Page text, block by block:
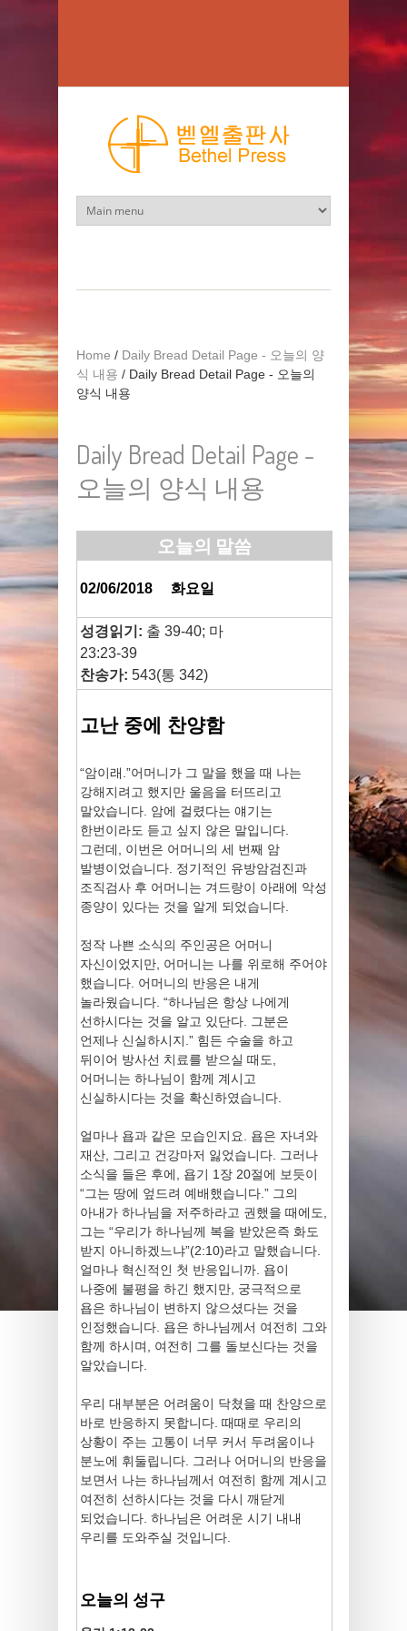
Home / Daily Bread Detail Page - 오늘의 양
식 내용 / Daily Bread Detail Page - 오늘의
양식 내용
Daily Bread Detail Page -
오늘의 양식 내용
오늘의 말씀
02/06/2018화요일
성경읽기: 출 39-40; 마
23:23-39
찬송가: 543(통 342)
고난 중에 찬양함
“암이래.”어머니가 그 말을 했을 때 나는
강해지려고 했지만 울음을 터뜨리고
말았습니다. 암에 걸렸다는 얘기는
한번이라도 듣고 싶지 않은 말입니다.
그런데, 이번은 어머니의 세 번째 암
발병이었습니다. 정기적인 유방암검진과
조직검사 후 어머니는 겨드랑이 아래에 악성
종양이 있다는 것을 알게 되었습니다.
정작 나쁜 소식의 주인공은 어머니
자신이었지만, 어머니는 나를 위로해 주어야
했습니다. 어머니의 반응은 내게
놀라웠습니다. “하나님은 항상 나에게
선하시다는 것을 알고 있단다. 그분은
언제나 신실하시지.” 힘든 수술을 하고
뒤이어 방사선 치료를 받으실 때도,
어머니는 하나님이 함께 계시고
신실하시다는 것을 확신하였습니다.
얼마나 욥과 같은 모습인지요. 욥은 자녀와
재산, 그리고 건강마저 잃었습니다. 그러나
소식을 들은 후에, 욥기 1장 20절에 보듯이
“그는 땅에 엎드려 예배했습니다.” 그의
아내가 하나님을 저주하라고 권했을 때에도,
그는 “우리가 하나님께 복을 받았은즉 화도
받지 아니하겠느냐”(2:10)라고 말했습니다.
얼마나 혁신적인 첫 반응입니까. 욥이
나중에 불평을 하긴 했지만, 궁극적으로
욥은 하나님이 변하지 않으셨다는 것을
인정했습니다. 욥은 하나님께서 여전히 그와
함께 하시며, 여전히 그를 돌보신다는 것을
알았습니다.
우리 대부분은 어려움이 닥쳤을 때 찬양으로
바로 반응하지 못합니다. 때때로 우리의
상황이 주는 고통이 너무 커서 두려움이나
분노에 휘둘립니다. 그러나 어머니의 반응을
보면서 나는 하나님께서 여전히 함께 계시고
여전히 선하시다는 것을 다시 깨닫게
되었습니다. 하나님은 어려운 시기 내내
우리를 도와주실 것입니다.
오늘의 성구